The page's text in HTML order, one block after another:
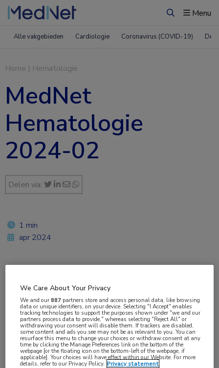
ZoekenMenu
Alle vakgebieden Cardiologie Coronavirus (COVID-19)
Home | Hematologie
MedNet
Hematologie
2024-02
Delen via:
1 min
apr 2024
Hematologie
We Care About Your Privacy
We and our887 partners store and access personal data, like browsing
data or unique identifiers, on your device. Selecting "I Accept" enables
tracking technologies to support the purposes shown under "we and our
partners process data to provide," whereas selecting "Reject All" or
withdrawing your consent will disable them. If trackers are disabled,
some content and ads you see may not be as relevant to you. You can
resurface this menu to change your choices or withdraw consent at any
time by clicking the Manage Preferences link on the bottom of the
webpage [or the floating icon on the bottom-left of the webpage, if
applicable]. Your choices will have effect within our Website. For more
details, refer to our Privacy Policy. Privacy statement